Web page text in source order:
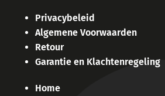
Privacybeleid
Algemene Voorwaarden
Retour
Garantie en Klachtenregeling
Home